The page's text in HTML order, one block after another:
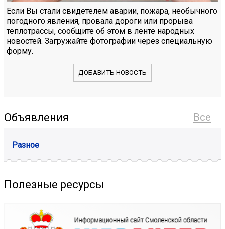
Если Вы стали свидетелем аварии, пожара, необычного
погодного явления, провала дороги или прорыва
теплотрассы, сообщите об этом в ленте народных
новостей. Загружайте фотографии через специальную
форму.
ДОБАВИТЬ НОВОСТЬ
Все
Объявления
Разное
Полезные ресурсы